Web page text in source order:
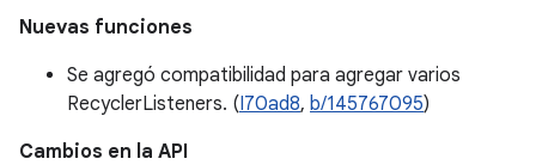
Nuevas funciones
Se agregó compatibilidad para agregar varios
RecyclerListeners. (I70ad8, b/145767095)
Cambios en la API